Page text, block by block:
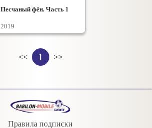
Песчаный фён. Часть 1
2019
<< 1 >>
Правила подписки